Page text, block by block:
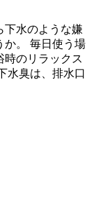
下水のような嫌
か。 毎日使う場
時のリラックス
水臭は、排水口